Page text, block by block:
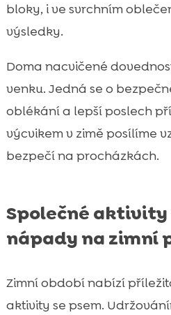
bloky, i ve svrchním
výsledky.
Doma nacvičené
venku. Jedná se o
oblékání a lepší poslech
výcvikem v zimě posílíme
bezpečí na procházkách.
Společné aktivity
nápady na zimní
Zimní období nabízí
aktivity se psem.